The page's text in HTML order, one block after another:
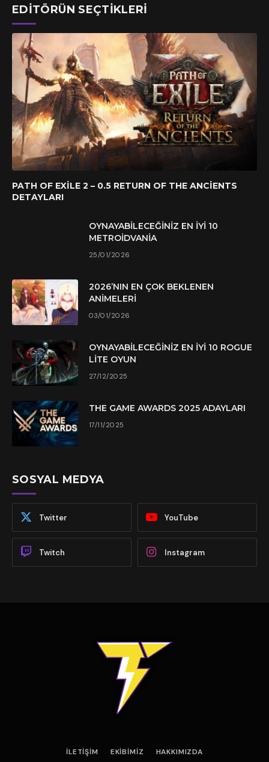
EDITÖRÜN SEÇTIKLERI
PATH OF EXILE 2 – 0.5 RETURN OF THE ANCIENTS
DETAYLARI
OYNAYABILECEĞINIZ EN İYI 10
METROIDVANIA
25/01/2026
2026’NIN EN ÇOK BEKLENEN
ANIMELERI
03/01/2026
OYNAYABILECEĞINIZ EN İYI 10 ROGUE
LITE OYUN
27/12/2025
THE GAME AWARDS 2025 ADAYLARI
17/11/2025
SOSYAL MEDYA
Twitter YouTube
Twitch Instagram
İLETIŞIM EKIBIMIZ HAKKIMIZDA